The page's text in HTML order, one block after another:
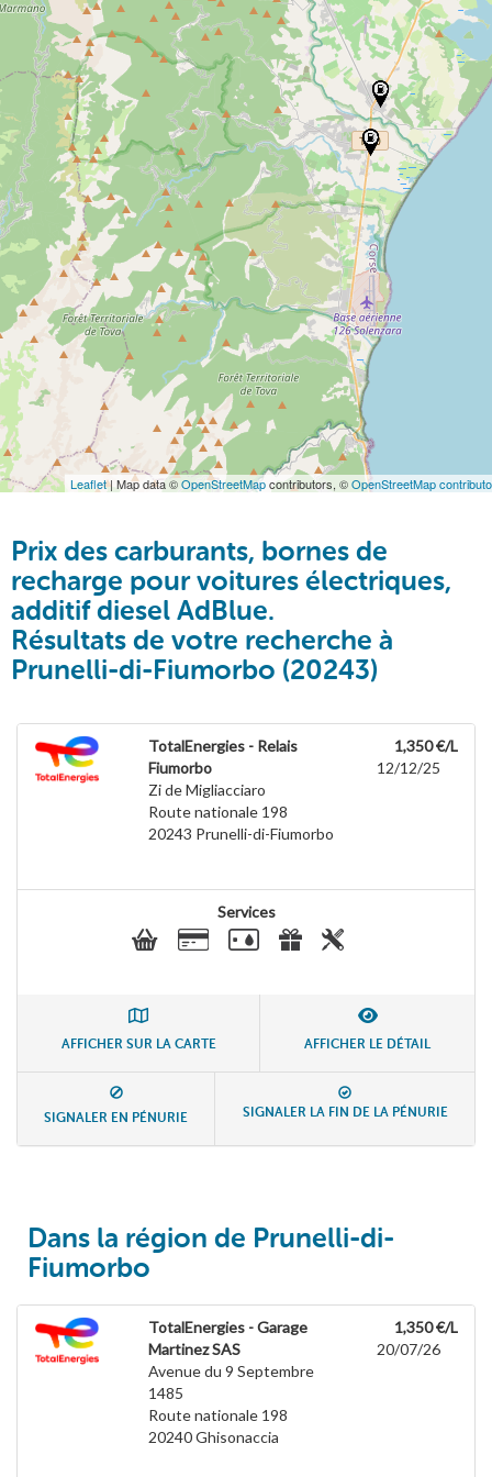
Leaflet| Map data ©OpenStreetMapcontributors, ©OpenStreetMap
Prix des carburants, bornes de
recharge pour voitures électriques,
additif diesel AdBlue.
Résultats de votre recherche à
Prunelli-di-Fiumorbo (20243)
TotalEnergies - Relais
Fiumorbo
Zi de Migliacciaro
Route nationale 198
20243 Prunelli-di-Fiumorbo
1,350 €/L
12/12/25
Services
AFFICHER SUR LA CARTE AFFICHER LE DÉTAIL
SIGNALER EN PÉNURIE SIGNALER LA FIN DE LA PÉNURIE
Dans la région de Prunelli-di-
Fiumorbo
TotalEnergies - Garage
Martinez SAS
Avenue du 9 Septembre
1485
Route nationale 198
20240Ghisonaccia
1,350 €/L
20/07/26